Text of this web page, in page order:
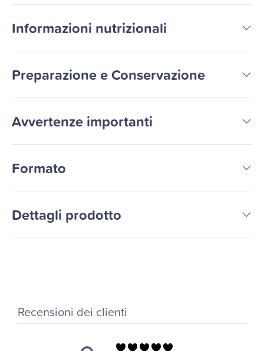
Informazioni nutrizionali
Preparazione e Conservazione
Avvertenze importanti
Formato
Dettagli prodotto
Recensioni dei clienti